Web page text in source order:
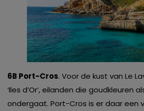
6B Port-Cros. Voor de kust van Le
‘Iles d’Or’, eilanden die goudkleuren
ondergaat. Port-Cros is er daar een